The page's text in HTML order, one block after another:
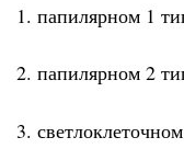
1. папилярном 1
2. папилярном 2
3.